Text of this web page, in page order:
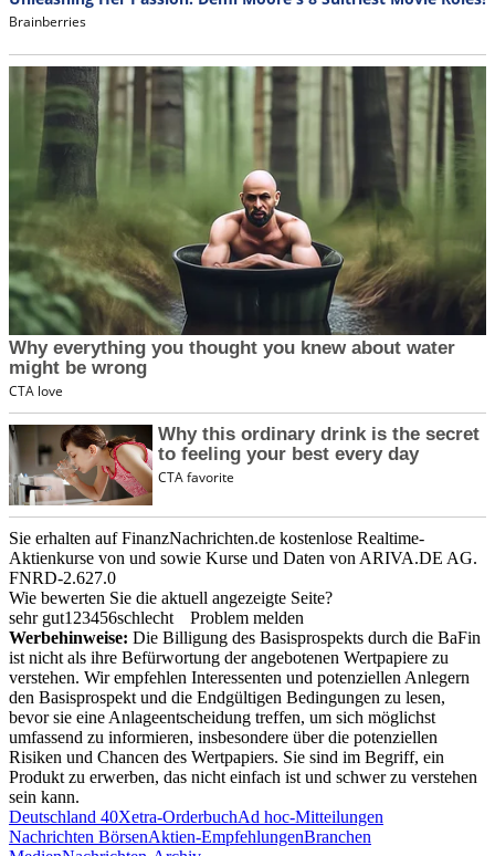
Sie erhalten auf FinanzNachrichten.de kostenlose Realtime-
Aktienkurse von und sowie Kurse und Daten von ARIVA.DE AG.
FNRD-2.627.0
Wie bewerten Sie die aktuell angezeigte Seite?
sehr gut1 23456schlecht
Problem melden
Werbehinweise: Die Billigung des Basisprospekts durch die BaFin
ist nicht als ihre Befürwortung der angebotenen Wertpapiere zu
verstehen. Wir empfehlen Interessenten und potenziellen Anlegern
den Basisprospekt und die Endgültigen Bedingungen zu lesen,
bevor sie eine Anlageentscheidung treffen, um sich möglichst
umfassend zu informieren, insbesondere über die potenziellen
Risiken und Chancen des Wertpapiers. Sie sind im Begriff, ein
Produkt zu erwerben, das nicht einfach ist und schwer zu verstehen
sein kann.
Deutschland 40Xetra-OrderbuchAd hoc-Mitteilungen
Nachrichten BörsenAktien-EmpfehlungenBranchen